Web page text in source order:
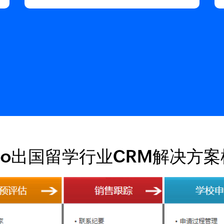
出国留学行业CRM解决方